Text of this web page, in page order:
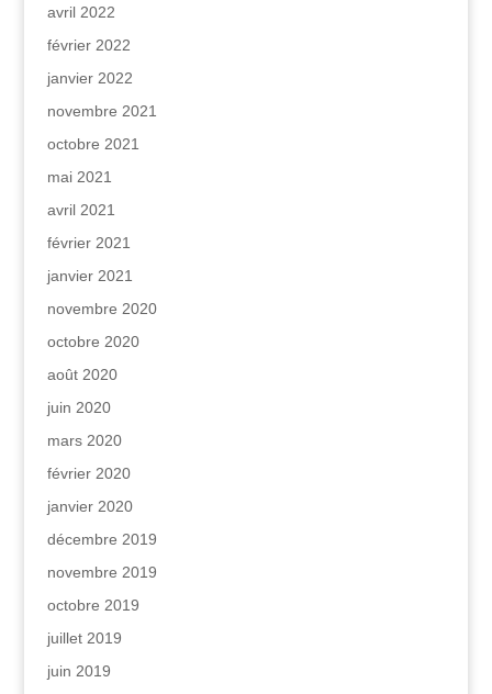
avril 2022
février 2022
janvier 2022
novembre 2021
octobre 2021
mai 2021
avril 2021
février 2021
janvier 2021
novembre 2020
octobre 2020
août 2020
juin 2020
mars 2020
février 2020
janvier 2020
décembre 2019
novembre 2019
octobre 2019
juillet 2019
juin 2019